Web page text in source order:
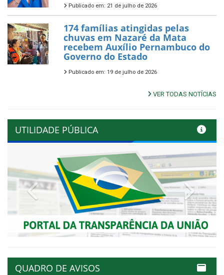
Publicado em: 21 de julho de 2026
174 famílias atingidas pelas
chuvas em Nazaré da Mata
recebem Auxílio Pernambuco do
Governo do Estado
Publicado em: 19 de julho de 2026
VER TODAS NOTÍCIAS
UTILIDADE PÚBLICA
Previous Next
QUADRO DE AVISOS